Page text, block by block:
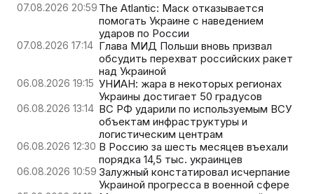
07.08.2026 20:59 The Atlantic: Маск отказывается
помогать Украине с наведением
ударов по России
07.08.2026 17:14 Глава МИД Польши вновь призвал
обсудить перехват российских ракет
над Украиной
06.08.2026 19:15 УНИАН: жара в некоторых регионах
Украины достигает 50 градусов
06.08.2026 13:14 ВС РФ ударили по используемым ВСУ
объектам инфраструктуры и
логистическим центрам
06.08.2026 12:30 В Россию за шесть месяцев въехали
порядка 14,5 тыс. украинцев
06.08.2026 10:59 Залужный констатировал исчерпание
Украиной прогресса в военной сфере